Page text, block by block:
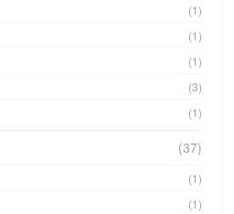
(1)
(1)
(1)
(3)
(1)
(37)
(1)
(1)